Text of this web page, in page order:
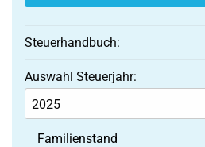
Steuerhandbuch:
Auswahl Steuerjahr:
Familienstand